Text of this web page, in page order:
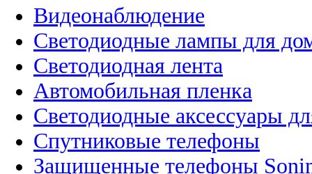
Видеонаблюдение
Светодиодные лампы для
Светодиодная лента
Автомобильная пленка
Светодиодные аксессуары
Спутниковые телефоны
Защищенные телефоны